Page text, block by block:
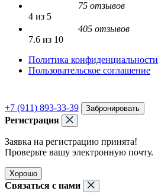
75 отзывов
4 из 5
405 отзывов
7.6 из 10
Политика конфиденциальности
Пользовательское соглашение
+7 (911) 893-33-39 Забронировать
Регистрация
Заявка на регистрацию принята!
Проверьте вашу электронную почту.
Хорошо
Связаться с нами